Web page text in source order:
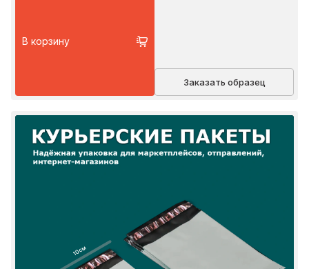
В корзину
Заказать образец
10 см